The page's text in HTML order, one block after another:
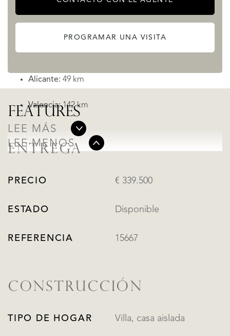
Distancias a ciudades principales:
Alicante: 49 km
Valencia:142 km
LEE MÁS
LEE MENOS
PROGRAMAR UNA VISITA
FEATURES
ENTREGA
PRECIO € 339.500
ESTADO Disponible
REFERENCIA 15667
CONSTRUCCIÓN
TIPO DE HOGAR Villa, casa aislada